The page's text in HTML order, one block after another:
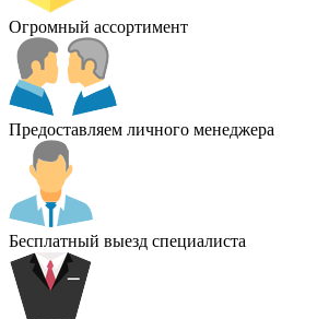
Огромный ассортимент
Предоставляем личного менеджера
Бесплатный выезд специалиста